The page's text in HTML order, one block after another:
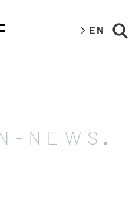
EN
NEWS